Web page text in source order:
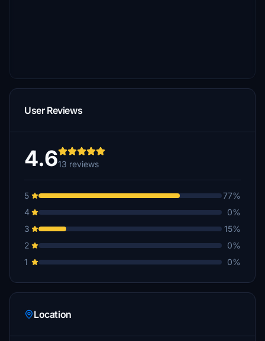
User Reviews
4.613 reviews
5
77%
4
0%
3
15%
2
0%
1
0%
Location